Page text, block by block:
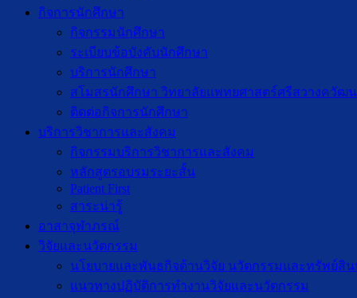
กิจการนักศึกษา
กิจกรรมนักศึกษา
ระเบียบข้อบังคับนักศึกษา
บริการนักศึกษา
สโมสรนักศึกษา วิทยาลัยแพทยศาสตร์ศรีสวางควัฒน
ติดต่อกิจการนักศึกษา
บริการวิชาการและสังคม
กิจกรรมบริการวิชาการและสังคม
หลักสูตรอบรมระยะสั้น
Patient First
สาระน่ารู้
อาสาจุฬาภรณ์
วิจัยและนวัตกรรม
นโยบายและพันธกิจด้านวิจัย นวัตกรรมและทรัพย์สิ
แนวทางปฏิบัติการทำงานวิจัยและนวัตกรรม